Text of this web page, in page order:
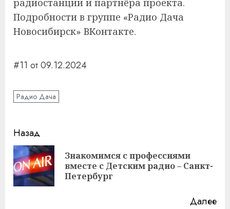
радиостанции и партнёра проекта.
Подробности в группе «Радио Дача
Новосибирск» ВКонтакте.
#11 от 09.12.2024
Радио Дача
Навигация
записи
Назад
Знакомимся с профессиями
вместе с Детским радио – Санкт-
Петербург
Далее